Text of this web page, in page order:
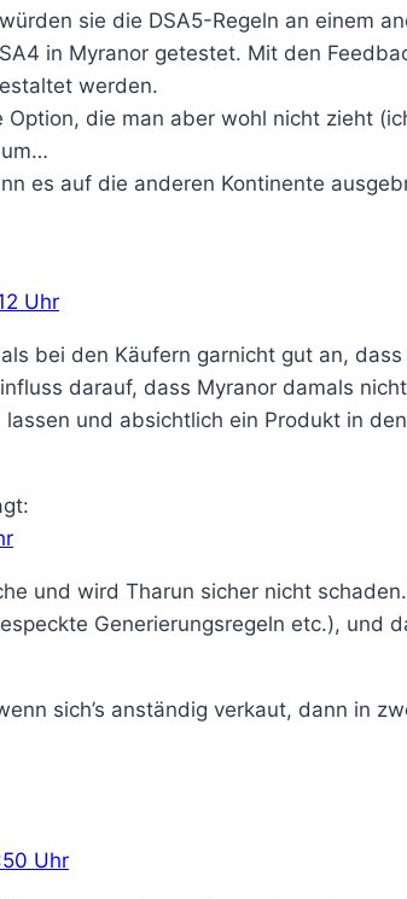
sie die DSA5-Regeln an einem
in Myranor getestet. Mit den
werden.
Option, die man aber wohl nicht zieht
es auf die anderen Kontinente
Uhr
bei den Käufern garnicht gut an,
darauf, dass Myranor damals
lassen und absichtlich ein Produkt in
und wird Tharun sicher nicht
Generierungsregeln etc.), und
sich’s anständig verkaut, dann in
Uhr